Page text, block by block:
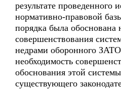
результате проведенного
нормативно-правовой
порядка была обоснована
совершенствования
недрами оборонного
необходимость
обоснования этой
существующего